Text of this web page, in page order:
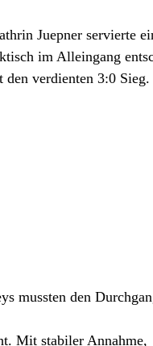
Juepner servierte
im Alleingang
verdienten 3:0 Sieg.
mussten den
Mit stabiler Annahme,